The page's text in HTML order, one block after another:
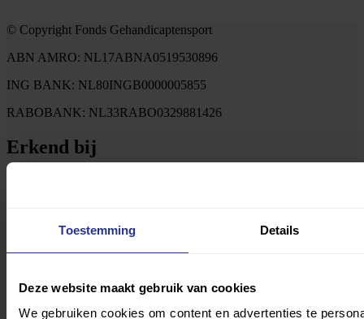
Toestemming Details
Deze website maakt gebruik van cookies
We gebruiken cookies om content en advertenties te
© Copyright Fonds Gehandicaptensport
ABN AMRO: NL17ABNA0519530896
ING BANK: NL80INGB0000005855
RABOBANK: NL33RABO0329881426
Erkend bij